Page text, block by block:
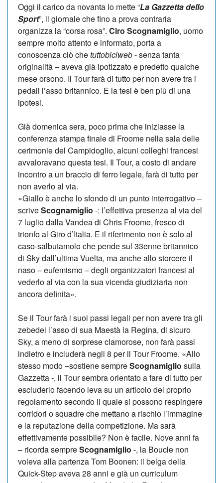
Oggi il carico da novanta lo mette “La Gazzetta dello
Sport”, il giornale che fino a prova contraria
organizza la “corsa rosa”. Ciro Scognamiglio, uomo
sempre molto attento e informato, porta a
conoscenza ciò chetuttobiciweb- senza tanta
originalità – aveva già ipotizzato e predetto qualche
mese orsono. Il Tour farà di tutto per non avere tra i
pedali l’asso britannico. E la tesi è ben più di una
ipotesi.
Già domenica sera, poco prima che iniziasse la
conferenza stampa finale di Froome nella sala delle
cerimonie del Campidoglio, alcuni colleghi francesi
avvaloravano questa tesi. Il Tour, a costo di andare
incontro a un braccio di ferro legale, farà di tutto per
non averlo al via.
«Giallo è anche lo sfondo di un punto interrogativo –
scriveScognamiglio -: l’effettiva presenza al via del
7 luglio dalla Vandea di Chris Froome, fresco di
trionfo al Giro d’Italia. E il riferimento non è solo al
caso-salbutamolo che pende sul 33enne britannico
di Sky dall’ultima Vuelta, ma anche allo storcere il
naso – eufemismo – degli organizzatori francesi al
vederlo al via con la sua vicenda giudiziaria non
ancora definita».
Se il Tour farà i suoi passi legali per non avere tra gli
zebedei l’asso di sua Maestà la Regina, di sicuro
Sky, a meno di sorprese clamorose, non farà passi
indietro e includerà negli 8 per il Tour Froome. «Allo
stesso modo –sostiene sempreScognamiglio sulla
Gazzetta -, il Tour sembra orientato a fare di tutto per
escluderlo facendo leva su un articolo del proprio
regolamento secondo il quale si possono respingere
corridori o squadre che mettano a rischio l’immagine
e la reputazione della competizione. Ma sarà
effettivamente possibile? Non è facile. Nove anni fa
– ricorda sempreScognamiglio -, la Boucle non
voleva alla partenza Tom Boonen: il belga della
Quick-Step aveva 28 anni e già un curriculum